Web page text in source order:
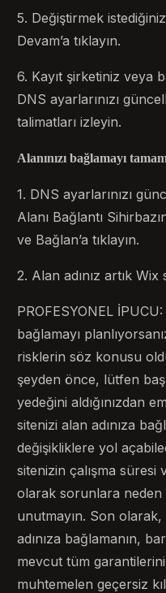
5. Değiştirmek
Devam’a tıklayın.
6. Kayıt şirketiniz veya
DNS ayarlarınızı
talimatları izleyin.
Alanınızı bağlamayı
1. DNS ayarlarınızı
Alanı Bağlantı
ve Bağlan’a tıklayın.
2. Alan adınız artık Wix
PROFESYONEL
bağlamayı
risklerin söz konusu
şeyden önce, lütfen
yedeğini aldığınızdan
sitenizi alan adınıza
değişikliklere yol
sitenizin çalışma süresi
olarak sorunlara
unutmayın. Son
adınıza bağlamanın,
mevcut tüm
muhtemelen geçersiz